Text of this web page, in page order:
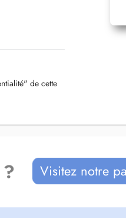
de cette
Visitez notre